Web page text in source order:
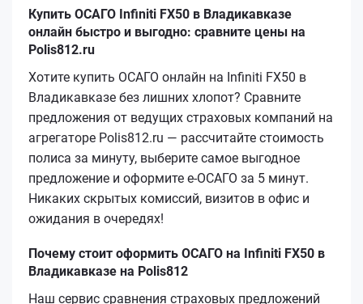
Купить ОСАГО Infiniti FX50 в Владикавказе
онлайн быстро и выгодно: сравните цены на
Polis812.ru
Хотите купить ОСАГО онлайн на Infiniti FX50 в
Владикавказе без лишних хлопот? Сравните
предложения от ведущих страховых компаний на
агрегаторе Polis812.ru — рассчитайте стоимость
полиса за минуту, выберите самое выгодное
предложение и оформите е‑ОСАГО за 5 минут.
Никаких скрытых комиссий, визитов в офис и
ожидания в очередях!
Почему стоит оформить ОСАГО на Infiniti FX50 в
Владикавказе на Polis812
Наш сервис сравнения страховых предложений